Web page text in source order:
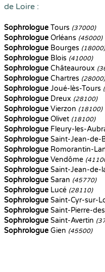
de Loire :
Sophrologue Tours (37000)
Sophrologue Orléans (45000)
Sophrologue Bourges (18000)
Sophrologue Blois (41000)
Sophrologue Châteauroux
Sophrologue Chartres (28000)
Sophrologue Joué-lès-Tours
Sophrologue Dreux (28100)
Sophrologue Vierzon (18100)
Sophrologue Olivet (18100)
Sophrologue Fleury-les-
Sophrologue Saint-Jean-de-
Sophrologue Romorantin-
Sophrologue Vendôme
Sophrologue Saint-Jean-de-
Sophrologue Saran (45770)
Sophrologue Lucé (28110)
Sophrologue Saint-Cyr-sur-
Sophrologue Saint-Pierre-
Sophrologue Saint-Avertin
Sophrologue Gien (45500)